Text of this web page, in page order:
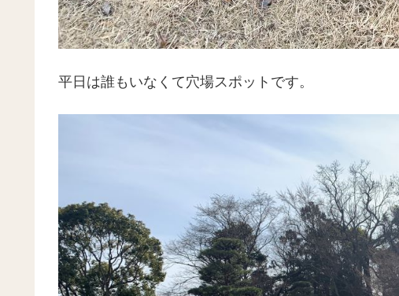
平日は誰もいなくて穴場スポットです。